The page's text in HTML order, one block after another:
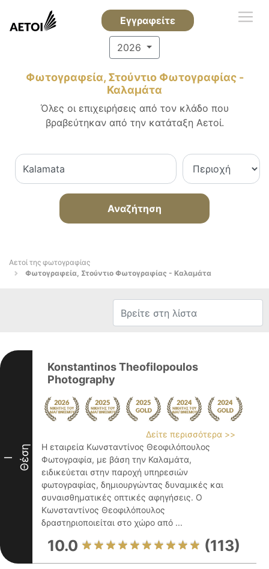
Εγγραφείτε
2026
Φωτογραφεία, Στούντιο Φωτογραφίας -
Καλαμάτα
Όλες οι επιχειρήσεις από τον κλάδο που
βραβεύτηκαν από την κατάταξη Αετοί.
Αναζήτηση
Αετοί της φωτογραφίας
Φωτογραφεία, Στούντιο Φωτογραφίας - Καλαμάτα
I Θέση
Konstantinos Theofilopoulos
Photography
Δείτε περισσότερα >>
Η εταιρεία Κωνσταντίνος Θεοφιλόπουλος
Φωτογραφία, με βάση την Καλαμάτα,
ειδικεύεται στην παροχή υπηρεσιών
φωτογραφίας, δημιουργώντας δυναμικές και
συναισθηματικές οπτικές αφηγήσεις. Ο
Κωνσταντίνος Θεοφιλόπουλος
δραστηριοποιείται στο χώρο από ...
10.0 (113)